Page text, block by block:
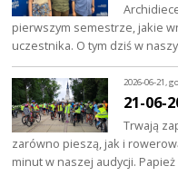
pierwszym semestrze, jakie
uczestnika. O tym dziś w
2026-06-21,
21-06-
Trwają
zarówno pieszą, jak i
minut w naszej audycji.